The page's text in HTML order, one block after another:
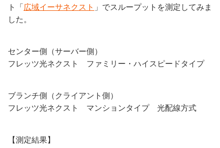
ト「広域イーサネクスト 」でスループットを測定してみま
した。
センター側（サーバー側）
フレッツ光ネクスト ファミリー・ハイスピードタイプ
ブランチ側（クライアント側）
フレッツ光ネクスト マンションタイプ 光配線方式
【測定結果】